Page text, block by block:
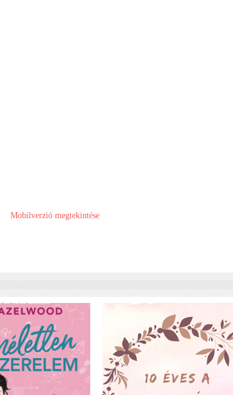
Mobilverzió megtekintése